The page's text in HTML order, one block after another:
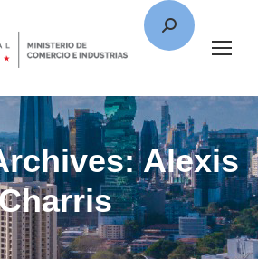
Alexis